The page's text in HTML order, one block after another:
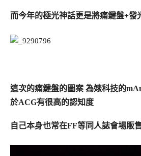
而今年的極光神話更是將痛鍵盤+發
這次的痛鍵盤的圖案 為婊科技的
於ACG有很高的認知度
自己本身也常在FF等同人誌會場販